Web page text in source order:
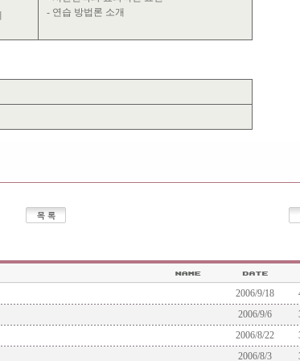
- 연습 방법론 소개
2006/9/18
2006/9/6
2006/8/22
2006/8/3